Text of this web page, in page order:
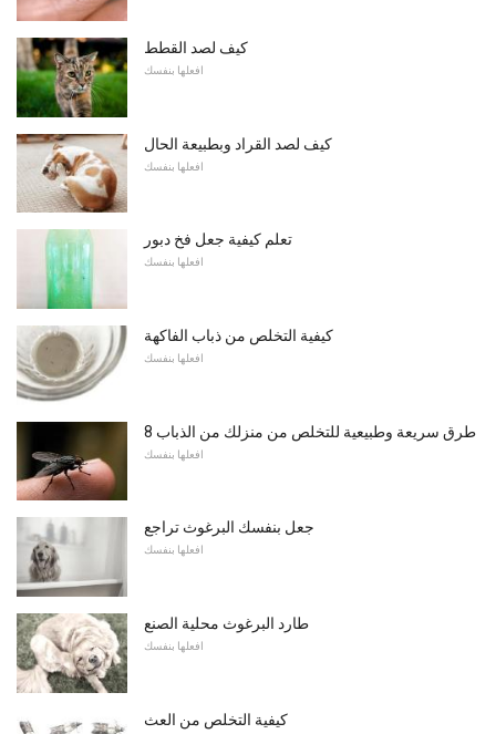
كيف لصد القطط
افعلها بنفسك
كيف لصد القراد وبطبيعة الحال
افعلها بنفسك
تعلم كيفية جعل فخ دبور
افعلها بنفسك
كيفية التخلص من ذباب الفاكهة
افعلها بنفسك
8 طرق سريعة وطبيعية للتخلص من منزلك من الذباب
افعلها بنفسك
جعل بنفسك البرغوث تراجع
افعلها بنفسك
طارد البرغوث محلية الصنع
افعلها بنفسك
كيفية التخلص من العث